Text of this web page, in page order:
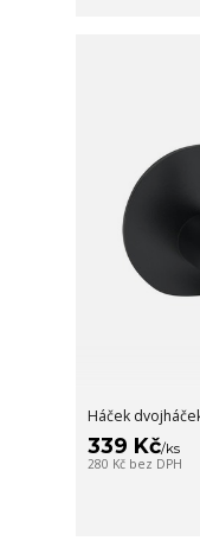
Háček
339 Kč/ks
280 Kč bez DPH